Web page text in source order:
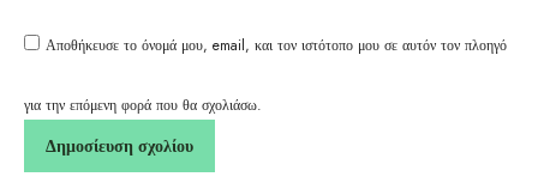
Αποθήκευσε το όνομά μου, email, και τον ιστότοπο μου σε αυτόν τον πλοηγό
για την επόμενη φορά που θα σχολιάσω.